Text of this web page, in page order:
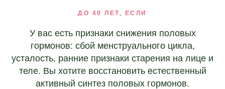
ДО 40 ЛЕТ, ЕСЛИ
У вас есть признаки снижения половых
гормонов: сбой менструального цикла,
усталость, ранние признаки старения на лице и
теле. Вы хотите восстановить естественный
активный синтез половых гормонов.